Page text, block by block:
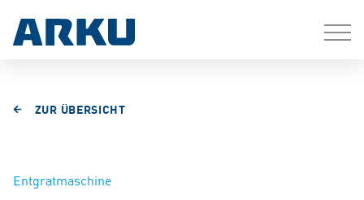
ZUR ÜBERSICHT
Entgratmaschine